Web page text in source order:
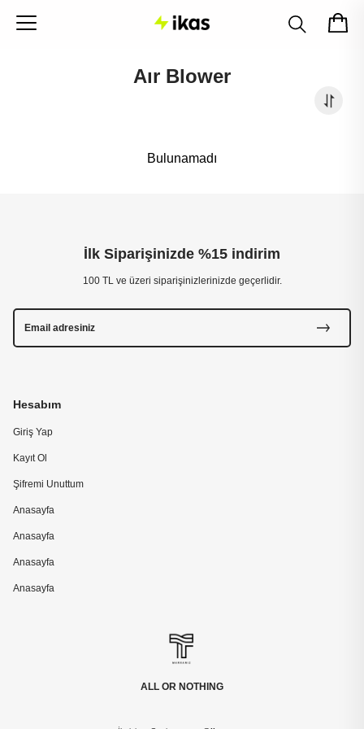
Aır Blower
Bulunamadı
ALL OR NOTHING
Hesabım
Giriş Yap
Kayıt Ol
Şifremi Unuttum
Anasayfa
Anasayfa
Anasayfa
Anasayfa
İlk Siparişinizde %15 indirim
100 TL ve üzeri siparişinizlerinizde geçerlidir.